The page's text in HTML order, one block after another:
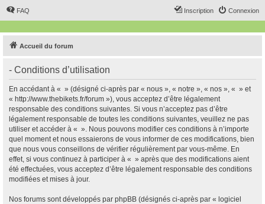
FAQ Connexion
Inscription
Accueil du forum
- Conditions d’utilisation
En accédant à « » (désigné ci-après par « nous », « notre », « nos », « » et
« http://www.thebikets.fr/forum »), vous acceptez d’être légalement
responsable des conditions suivantes. Si vous n’acceptez pas d’être
légalement responsable de toutes les conditions suivantes, veuillez ne pas
utiliser et accéder à « ». Nous pouvons modifier ces conditions à n’importe
quel moment et nous essaierons de vous informer de ces modifications, bien
que nous vous conseillons de vérifier régulièrement par vous-même. En
effet, si vous continuez à participer à « » après que des modifications aient
été effectuées, vous acceptez d’être légalement responsable des conditions
modifiées et mises à jour.
Nos forums sont développés par phpBB (désignés ci-après par « logiciel